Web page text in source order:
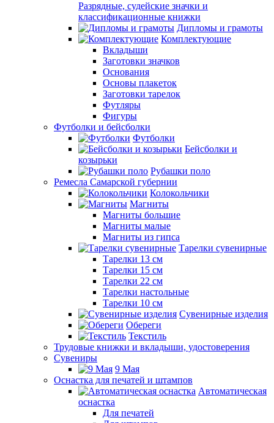
Разрядные, судейские значки и
классификационные книжки
Дипломы и грамоты
Комплектующие
Вкладыши
Заготовки значков
Основания
Основы плакеток
Заготовки тарелок
Футляры
Фигуры
Футболки и бейсболки
Футболки
Бейсболки и
козырьки
Рубашки поло
Ремесла Самарской губернии
Колокольчики
Магниты
Магниты большие
Магниты малые
Магниты из гипса
Тарелки сувенирные
Тарелки 13 см
Тарелки 15 см
Тарелки 22 см
Тарелки настольные
Тарелки 10 см
Сувенирные изделия
Обереги
Текстиль
Трудовые книжки и вкладыши, удостоверения
Сувениры
9 Мая
Оснастка для печатей и штампов
Автоматическая
оснастка
Для печатей